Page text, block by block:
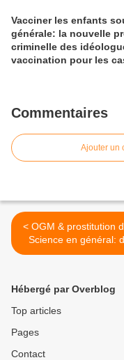
Vacciner les enfants
générale: la nouvelle
criminelle des
vaccination pour les
Commentaires
Ajouter un
< OGM & prostitution de la
Science en général:
chercheurs viennent
Hébergé par Overblog
Top articles
Pages
Contact